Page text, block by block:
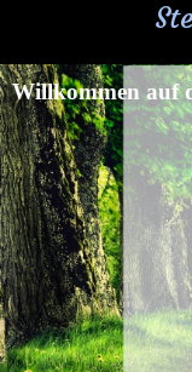
Willkommen auf